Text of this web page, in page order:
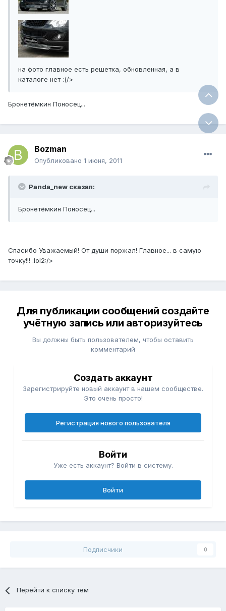
на фото главное есть решетка, обновленная, а в
каталоге нет :(/>
Бронетёмкин Поносец...
Bozman
Опубликовано 1 июня, 2011
Panda_new сказал:
Бронетёмкин Поносец...
Спасибо Уважаемый! От души поржал! Главное... в самую
точку!!! :lol2:/>
Для публикации сообщений создайте
учётную запись или авторизуйтесь
Вы должны быть пользователем, чтобы оставить
комментарий
Создать аккаунт
Зарегистрируйте новый аккаунт в нашем сообществе.
Это очень просто!
Регистрация нового пользователя
Войти
Уже есть аккаунт? Войти в систему.
Войти
Подписчики 0
Перейти к списку тем